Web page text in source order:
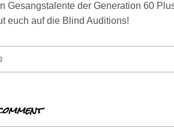
Gesangstalente der Generation 60
euch auf die Blind Auditions!